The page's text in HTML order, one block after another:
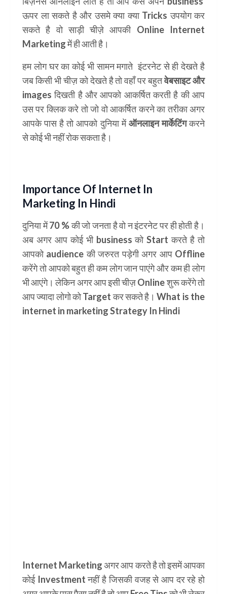
ऊपर ला सकते है और उसमे क्या क्या Tricks उपयोग कर
सकते है वो साड़ी चीज़े आपकी Online Internet
Marketingमें ही आती है।
हम लोग घर का कोई भी सामन मगाते इंटरनेट से ही देखते है
जब किसी भी चीज़ को देखते है तो वहाँ पर बहुतवेबसाइट और
images दिखती है और आपको आकर्षित करती है की आप
उस पर क्लिक करे तो जो वो आकर्षित करने का तरीका अगर
आपके पास है तो आपको दुनिया मेंऑनलाइन मार्केटिंगकरने
से कोई भी नहीं रोक सकता है।
Importance Of Internet In
Marketing In Hindi
दुनिया में 70 % की जो जनता है वो न इंटरनेट पर ही होती है।
अब अगर आप कोई भीbusiness को Start करते है तो
आपकोaudience की जरुरत पड़ेगी अगर आप Offline
करेंगे तो आपको बहुत ही कम लोग जान पाएंगे और कम ही लोग
भी आएंगे। लेकिन अगर आप इसी चीज़Onlineशुरू करेंगे तो
आप ज्यादा लोगो को Target कर सकते है। What is the
internet in marketing Strategy In Hindi
Internet Marketing अगर आप करते है तो इसमें आपका
कोई Investmentनहीं है जिसकी वजह से आप दर रहे हो